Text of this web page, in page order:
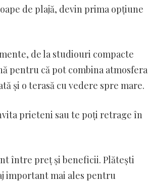
de plajă, devin prima opțiune
de la studiouri compacte
pentru că pot combina atmosfera
și o terasă cu vedere spre mare.
prieteni sau te poți retrage în
între preț și beneficii. Plătești
important mai ales pentru